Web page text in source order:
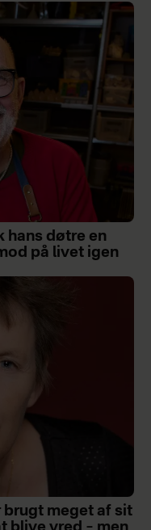
hans døtre en
på livet igen
brugt meget af sit